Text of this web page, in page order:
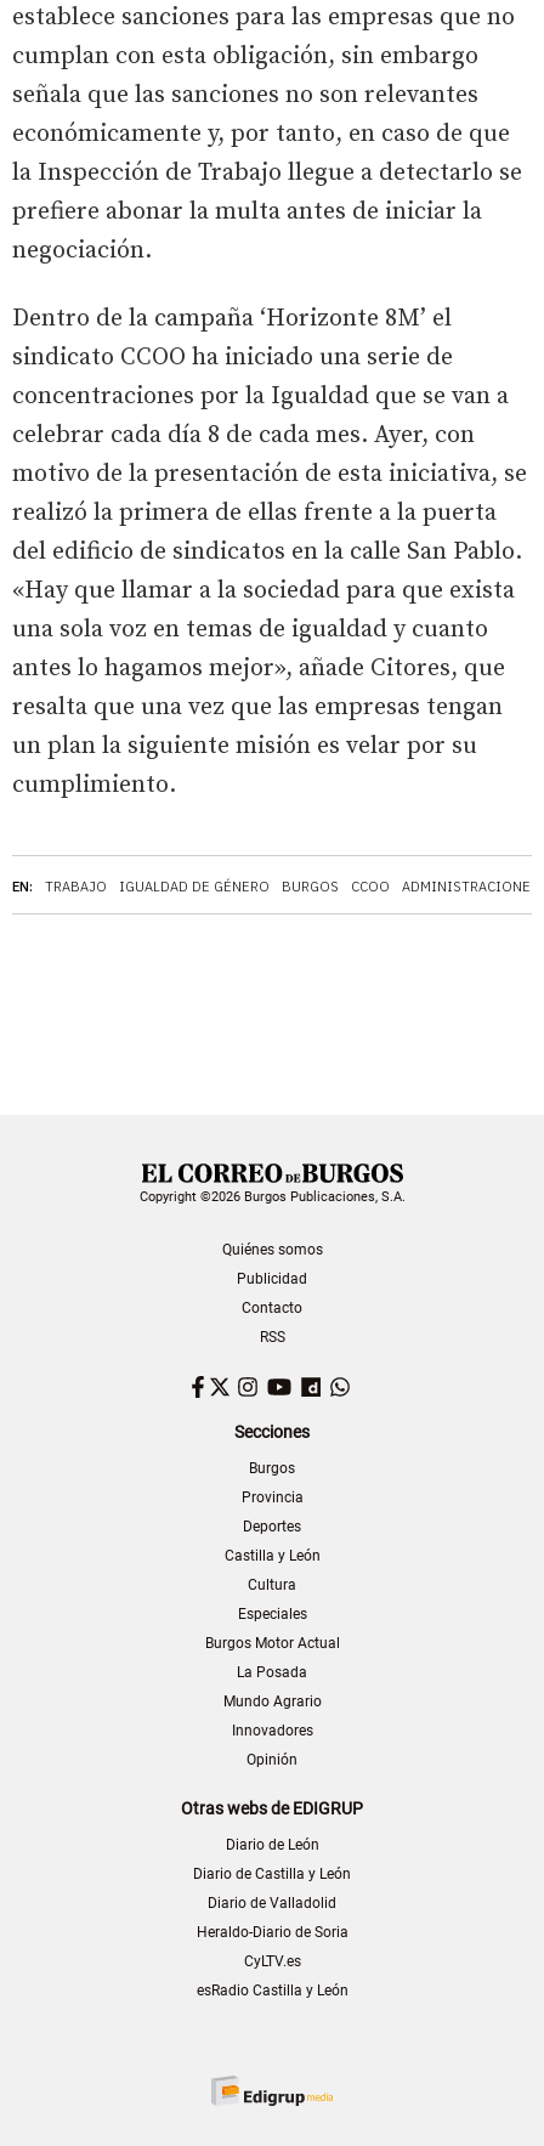
EN: TRABAJO IGUALDAD DE GÉNERO BURGOS CCOO ADMINISTRACIONES
establece sanciones para las empresas que no
cumplan con esta obligación, sin embargo
señala que las sanciones no son relevantes
económicamente y, por tanto, en caso de que
la Inspección de Trabajo llegue a detectarlo se
prefiere abonar la multa antes de iniciar la
negociación.
Dentro de la campaña ‘Horizonte 8M’ el
sindicato CCOO ha iniciado una serie de
concentraciones por la Igualdad que se van a
celebrar cada día 8 de cada mes. Ayer, con
motivo de la presentación de esta iniciativa, se
realizó la primera de ellas frente a la puerta
del edificio de sindicatos en la calle San Pablo.
«Hay que llamar a la sociedad para que exista
una sola voz en temas de igualdad y cuanto
antes lo hagamos mejor», añade Citores, que
resalta que una vez que las empresas tengan
un plan la siguiente misión es velar por su
cumplimiento.
Copyright ©2026 Burgos Publicaciones, S.A.
Quiénes somos
Publicidad
Contacto
RSS
Facebook
TwitterInstagram
YouTubeDailymotion
Secciones
Burgos
Provincia
Deportes
Castilla y León
Cultura
Especiales
Burgos Motor Actual
La Posada
Mundo Agrario
Innovadores
Opinión
Otras webs de EDIGRUP
Diario de León
Diario de Castilla y León
Diario de Valladolid
Heraldo-Diario de Soria
CyLTV.es
esRadio Castilla y León